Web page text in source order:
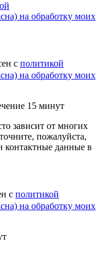
на обработку моих
с политикой
на обработку моих
15 минут
зависит от многих
пожалуйста,
контактные данные в
с политикой
на обработку моих